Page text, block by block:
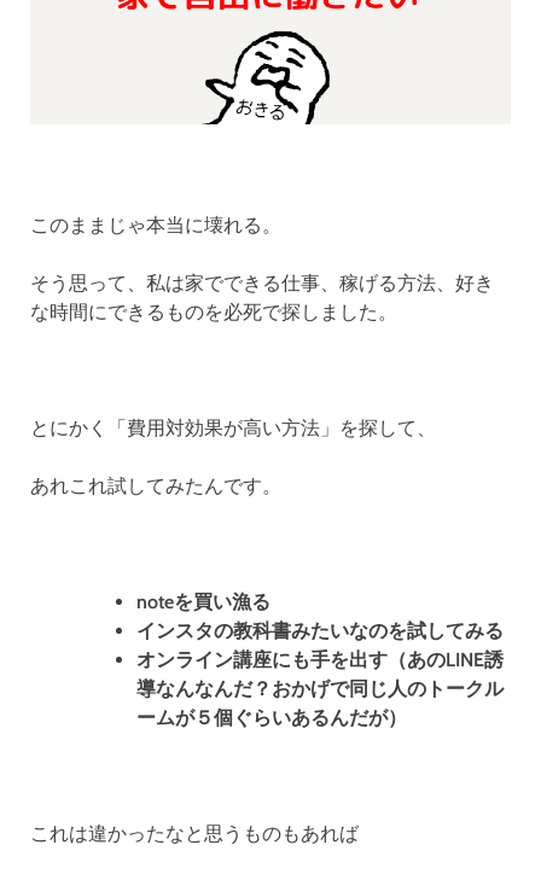
このままじゃ本当に壊れる。
そう思って、私は家でできる仕事、稼げる方法、好き
な時間にできるものを必死で探しました。
とにかく「費用対効果が高い方法」を探して、
あれこれ試してみたんです。
noteを買い漁る
インスタの教科書みたいなのを試してみる
オンライン講座にも手を出す（あのLINE誘
導なんなんだ？おかげで同じ人のトークル
ームが５個ぐらいあるんだが）
これは違かったなと思うものもあれば